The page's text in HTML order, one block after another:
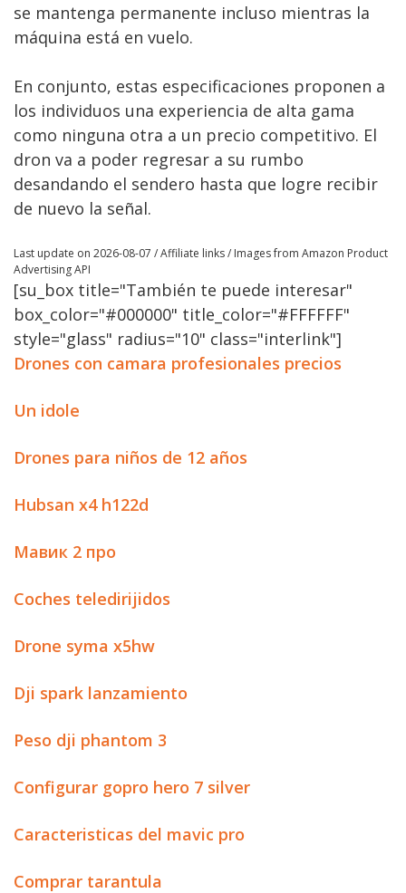
se mantenga permanente incluso mientras la
máquina está en vuelo.
En conjunto, estas especificaciones proponen a
los individuos una experiencia de alta gama
como ninguna otra a un precio competitivo. El
dron va a poder regresar a su rumbo
desandando el sendero hasta que logre recibir
de nuevo la señal.
Last update on 2026-08-07 / Affiliate links / Images from Amazon Product
Advertising API
[su_box title="También te puede interesar"
box_color="#000000" title_color="#FFFFFF"
style="glass" radius="10" class="interlink"]
Drones con camara profesionales precios
Un idole
Drones para niños de 12 años
Hubsan x4 h122d
Мавик 2 про
Coches teledirijidos
Drone syma x5hw
Dji spark lanzamiento
Peso dji phantom 3
Configurar gopro hero 7 silver
Caracteristicas del mavic pro
Comprar tarantula